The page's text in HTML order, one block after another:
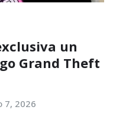
un
Grand Theft
7, 2026